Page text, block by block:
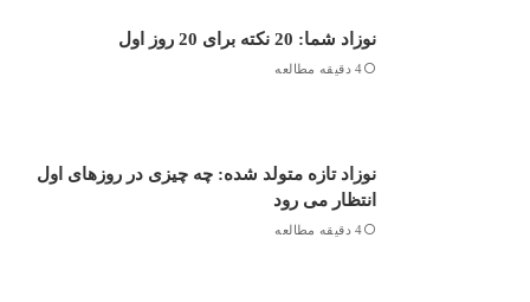
نوزاد شما: 20 نکته برای 20 روز اول
4 دقیقه مطالعه
نوزاد تازه متولد شده: چه چیزی در روزهای اول
انتظار می رود
4 دقیقه مطالعه